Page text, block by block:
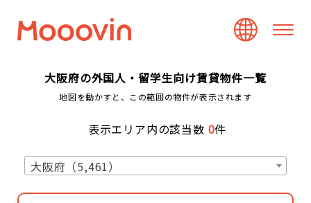
大阪府の外国人・留学生向け賃貸物件一覧
地図を動かすと、この範囲の物件が表示されます
表示エリア内の該当数 0件
大阪府（5,461）